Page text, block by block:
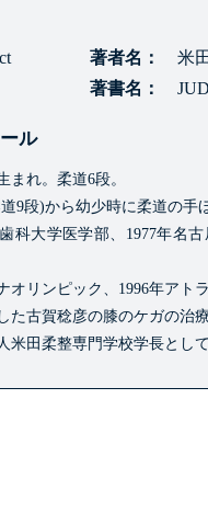
著者名
米
著書名
ル
まれ。柔道6段。
9段)から幼少時に柔道の手
科大学医学部、1977年名
オリンピック、1996年アト
た古賀稔彦の膝のケガの治
米田柔整専門学校学長とし